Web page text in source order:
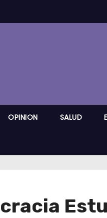
OPINION SALUD